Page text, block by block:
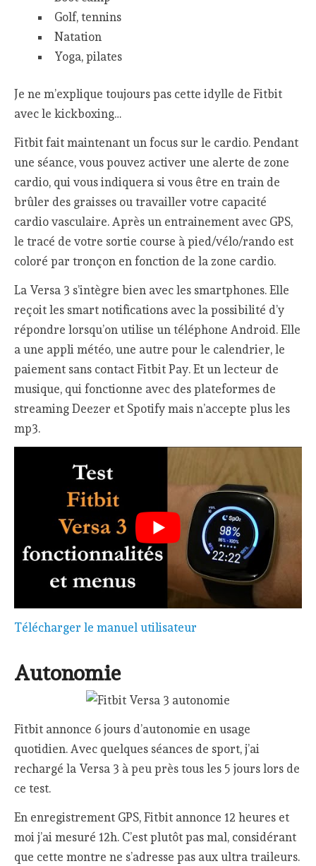
Golf, tennins
Natation
Yoga, pilates
Je ne m’explique toujours pas cette idylle de Fitbit
avec le kickboxing…
Fitbit fait maintenant un focus sur le cardio. Pendant
une séance, vous pouvez activer une alerte de zone
cardio, qui vous indiquera si vous être en train de
brûler des graisses ou travailler votre capacité
cardio vasculaire. Après un entrainement avec GPS,
le tracé de votre sortie course à pied/vélo/rando est
coloré par tronçon en fonction de la zone cardio.
La Versa 3 s’intègre bien avec les smartphones. Elle
reçoit les smart notifications avec la possibilité d’y
répondre lorsqu’on utilise un téléphone Android. Elle
a une appli météo, une autre pour le calendrier, le
paiement sans contact Fitbit Pay. Et un lecteur de
musique, qui fonctionne avec des plateformes de
streaming Deezer et Spotify mais n’accepte plus les
mp3.
Télécharger le manuel utilisateur
Autonomie
Fitbit annonce 6 jours d’autonomie en usage
quotidien. Avec quelques séances de sport, j’ai
rechargé la Versa 3 à peu près tous les 5 jours lors de
ce test.
En enregistrement GPS, Fitbit annonce 12 heures et
moi j’ai mesuré 12h. C’est plutôt pas mal, considérant
que cette montre ne s’adresse pas aux ultra traileurs.